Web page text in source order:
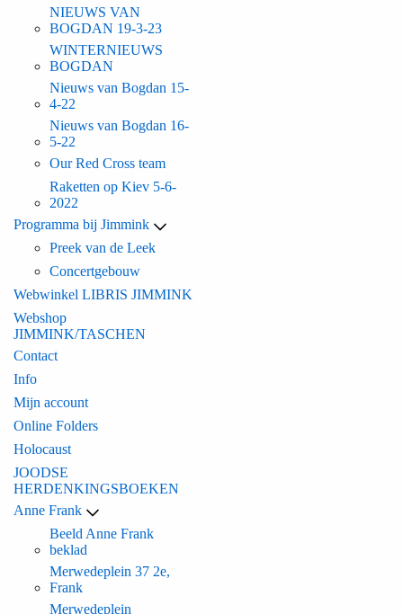
NIEUWS VAN
BOGDAN 19-3-23
WINTERNIEUWS
BOGDAN
Nieuws van Bogdan 15-
4-22
Nieuws van Bogdan 16-
5-22
Our Red Cross team
Raketten op Kiev 5-6-
2022
Programma bij Jimmink
Preek van de Leek
Concertgebouw
Webwinkel LIBRIS JIMMINK
Webshop
JIMMINK/TASCHEN
Contact
Info
Mijn account
Online Folders
Holocaust
JOODSE
HERDENKINGSBOEKEN
Anne Frank
Beeld Anne Frank
beklad
Merwedeplein 37 2e,
Frank
Merwedeplein